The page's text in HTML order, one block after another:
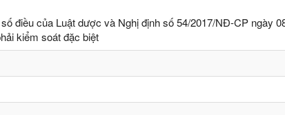
điều của Luật dược và Nghị định số 54/2017/NĐ-CP ngày
kiểm soát đặc biệt